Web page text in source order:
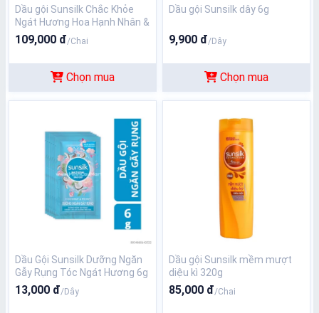
Dầu gội Sunsilk Chắc Khỏe
Ngát Hương Hoa Hạnh Nhân &
Hoa Nhài 650g
109,000 đ/Chai
Chọn mua
Dầu gội Sunsilk dây 6g
9,900 đ/Dây
Chọn mua
Dầu Gội Sunsilk Dưỡng Ngăn
Gẫy Rụng Tóc Ngát Hương 6g
13,000 đ/Dây
Dầu gội Sunsilk mềm mượt
diệu kì 320g
85,000 đ/Chai